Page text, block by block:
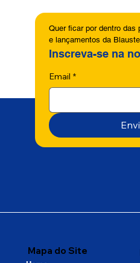
Quer ficar por dentro das
e lançamentos da
Inscreva-se na
Email *
Mapa do Site